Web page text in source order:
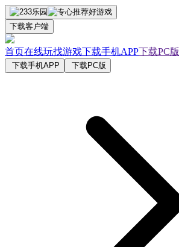
下载客户端
首页在线玩找游戏下载手机APP下载PC版
下载手机APP 下载PC版